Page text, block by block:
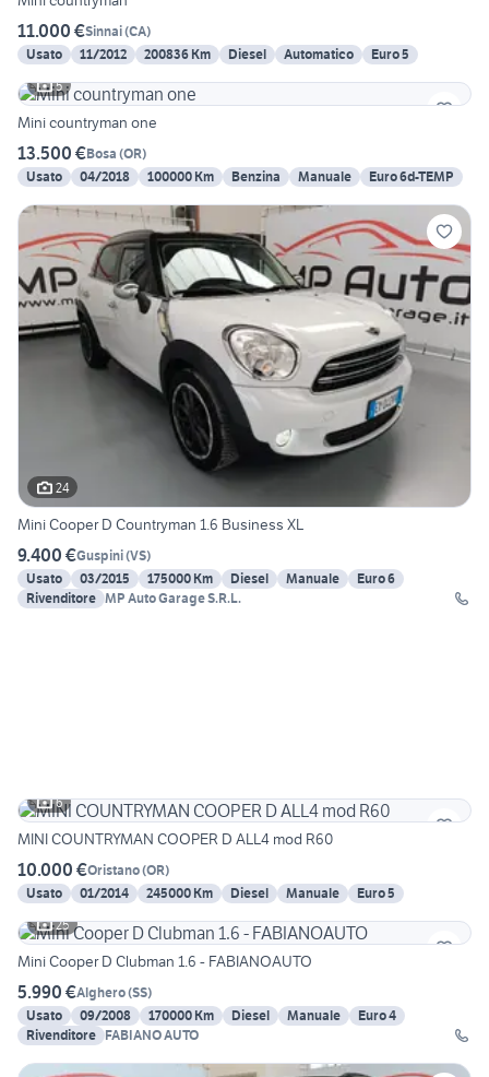
11.000 €Sinnai(CA)
Usato
11/2012 200836 Km Diesel Automatico
Euro 5
5
Mini countryman one
13.500 €Bosa (OR)
Usato
04/2018 100000 Km Benzina Manuale Euro 6d-TEMP
24
Mini Cooper D Countryman 1.6 Business XL
9.400 €Guspini(VS)
Usato
03/2015 175000 Km Diesel Manuale
Euro 6
Rivenditore MP Auto Garage S.R.L.
6
MINI COUNTRYMAN COOPER D ALL4 mod R60
10.000 €Oristano(OR)
Usato
01/2014 245000 Km Diesel Manuale
Euro 5
25
Mini Cooper D Clubman 1.6 - FABIANOAUTO
5.990 €Alghero(SS)
Usato
09/2008 170000 Km Diesel Manuale
Euro 4
Rivenditore FABIANO AUTO